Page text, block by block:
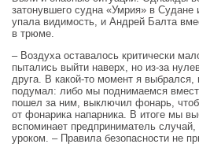
затонувшего судна «Умрия» в Судане
упала видимость, и Андрей Балта
в трюме.
– Воздуха оставалось критически
пытались выйти наверх, но из‑за
друга. В какой-то момент я
подумал: либо мы поднимаемся
пошел за ним, выключил фонарь,
от фонарика напарника. В итоге мы
вспоминает предприниматель
уроком. – Правила безопасности не